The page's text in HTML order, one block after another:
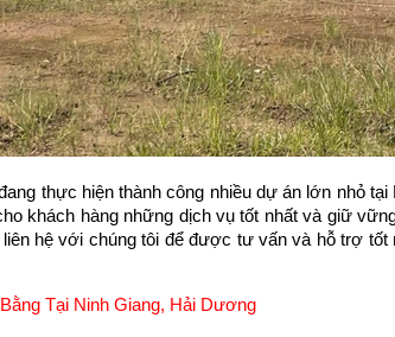
thực hiện thành công nhiều dự án lớn nhỏ
khách hàng những dịch vụ tốt nhất và giữ
hệ với chúng tôi để được tư vấn và hỗ trợ
Tại Ninh Giang, Hải Dương